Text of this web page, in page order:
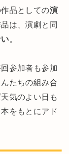
品としての演
は、演劇と同
。
参加者も参加
たちの組み合
気のよい日も
をもとにアド